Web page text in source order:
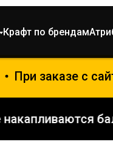
Крафт по брендам
При заказе с
накапливаются